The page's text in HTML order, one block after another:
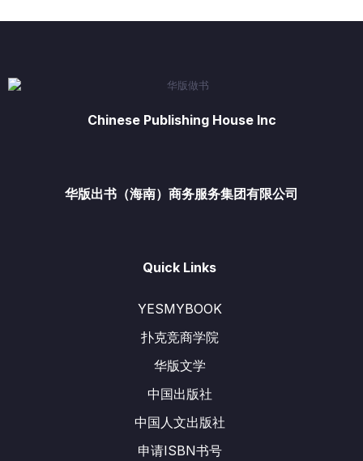
Chinese Publishing House Inc
华版出书（海南）商务服务集团有限公司
Quick Links
YESMYBOOK
扑克竞商学院
华版文学
中国出版社
中国人文出版社
申请ISBN书号